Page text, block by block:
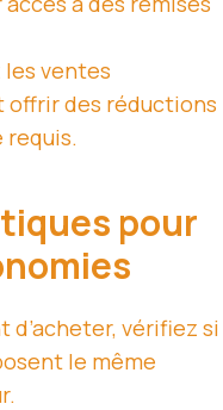
les ventes
offrir des réductions
requis.
pour
d’acheter, vérifiez si
le même